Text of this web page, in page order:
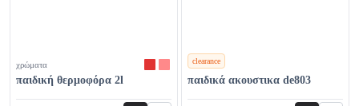
χρώματα
παιδική θερμοφόρα 2l
clearance
χρώματα
παιδικά ακουστικα de803